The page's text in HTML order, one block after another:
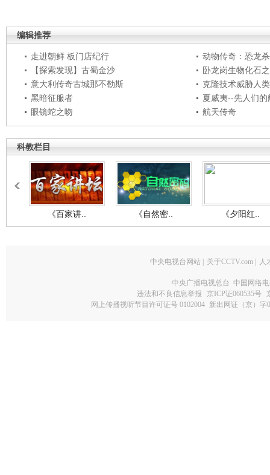
编辑推荐
走进朝鲜 板门店纪行
动物传奇：恐龙
【探索发现】古蜀金沙
卧龙岗生物化石
意大利传奇古城那不勒斯
克隆技术威胁人
黑暗征服者
夏威夷--先人们的
眼镜蛇之吻
航天传奇
科教栏目
《百家讲.. 《自然密.. 《夕阳红..
中央电视台网站 | 关于CCTV.com | 人
中央广播电视总台 中国网络
违法和不良信息举报
京ICP证060535号
网上传播视听节目许可证号 0102004 新出网证（京）